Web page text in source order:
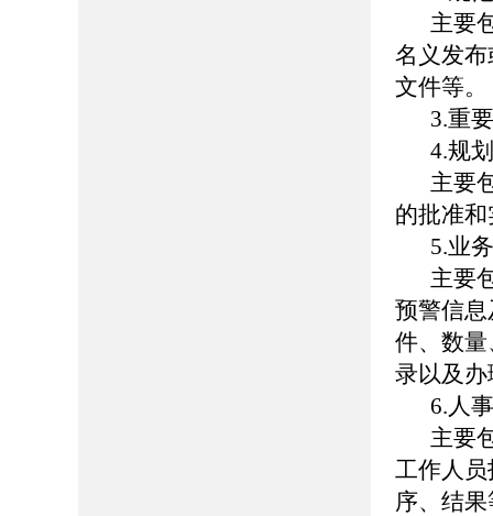
主要
名义发
文件等。
3.重
4.规
主要
的批准
5.业
主要
预警信
件、数
录以及
6.人
主要
工作人
序、结